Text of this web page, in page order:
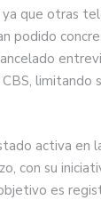
que otras
podido
limitando
activa en
con su
es